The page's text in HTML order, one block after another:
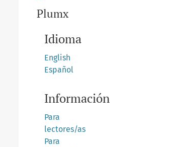
Plumx
Idioma
English
Español
Información
Para
lectores/as
Para